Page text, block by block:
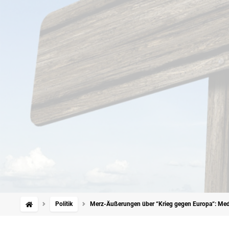
Politik Merz-Äußerungen über “Krieg gegen Europa“: